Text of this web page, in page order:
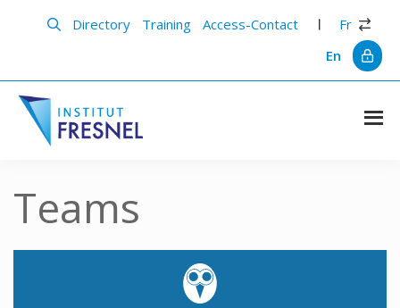
Directory Training Access-Contact
Fr
En
Institut
en
photonique
Teams